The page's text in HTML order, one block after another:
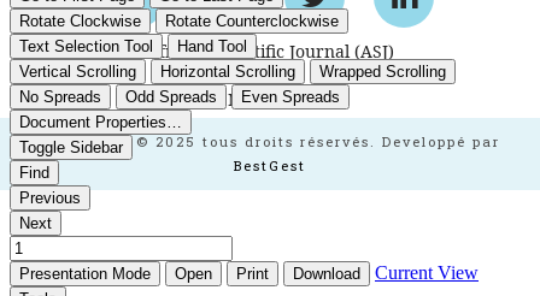
African Scientific Journal (ASJ)
ISSN : 2658-9311
African SJ © 2025 tous droits réservés. Developpé par
BestGest